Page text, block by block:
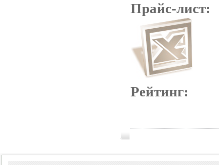
Прайс-лист:
Рейтинг: